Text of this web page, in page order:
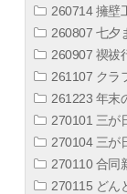
260714 擁壁
260807 七夕
260907 禊祓
261107 クラ
261223 年末
270101 三が
270104 三が
270110 合同
270115 どん